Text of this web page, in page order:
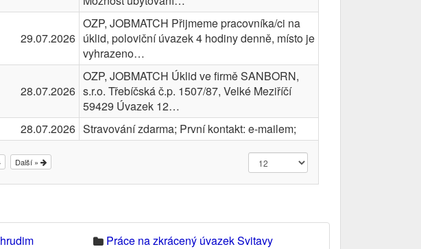
29.07.2026
OZP, JOBMATCH Přijmeme pracovníka/ci na
úklid, poloviční úvazek 4 hodiny denně, místo je
vyhrazeno…
28.07.2026
OZP, JOBMATCH Úklid ve firmě SANBORN,
s.r.o. Třebíčská č.p. 1507/87, Velké Meziříčí
59429 Úvazek 12…
28.07.2026 Stravování zdarma; První kontakt: e-mailem;
Další »
Práce na zkrácený úvazek Svitavy